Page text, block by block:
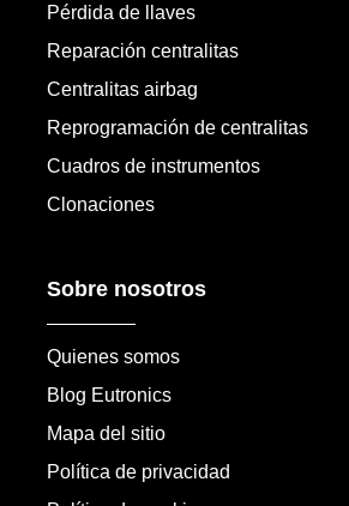
Pérdida de llaves
Reparación centralitas
Centralitas airbag
Reprogramación de centralitas
Cuadros de instrumentos
Clonaciones
Sobre nosotros
Quienes somos
Blog Eutronics
Mapa del sitio
Política de privacidad